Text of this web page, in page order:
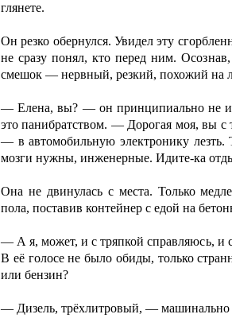
глянете.
Он резко обернулся. Увидел эту
не сразу понял, кто перед ним.
смешок — нервный, резкий, похожий на
— Елена, вы? — он принципиально не
это панибратством. — Дорогая моя, вы с
— в автомобильную электронику лезть.
мозги нужны, инженерные. Идите-ка
Она не двинулась с места. Только
пола, поставив контейнер с едой на
— А я, может, и с тряпкой справляюсь, и
В её голосе не было обиды, только
или бензин?
— Дизель, трёхлитровый, — машинально